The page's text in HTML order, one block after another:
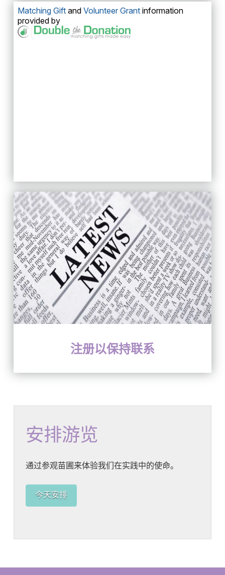
注册以保持联系
安排游览
通过参观苗圃来体验我们在实践中的使命。
今天安排